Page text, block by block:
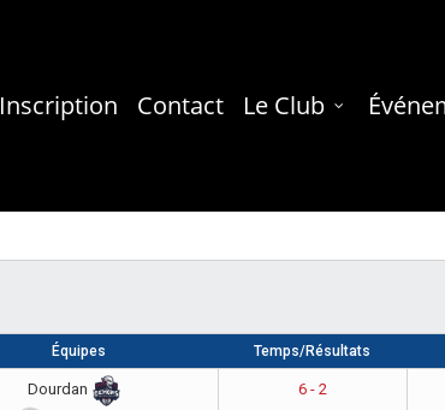
Inscription Contact Le Club
Équipes Temps/Résultats
Dourdan
6 - 2